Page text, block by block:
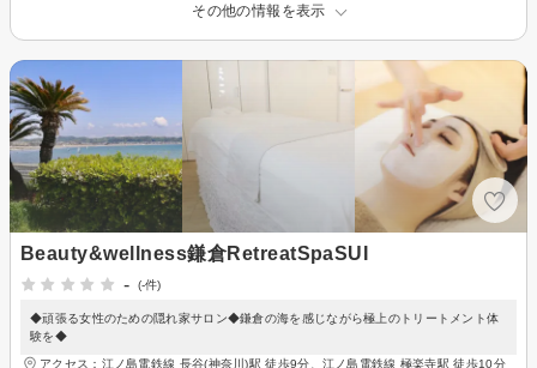
その他の情報を表示
Beauty&wellness鎌倉RetreatSpaSUI
-
(-件)
◆頑張る女性のための隠れ家サロン◆鎌倉の海を感じながら極上のトリートメント体
験を◆
アクセス：江ノ島電鉄線 長谷(神奈川)駅 徒歩9分、江ノ島電鉄線 極楽寺駅 徒歩10分